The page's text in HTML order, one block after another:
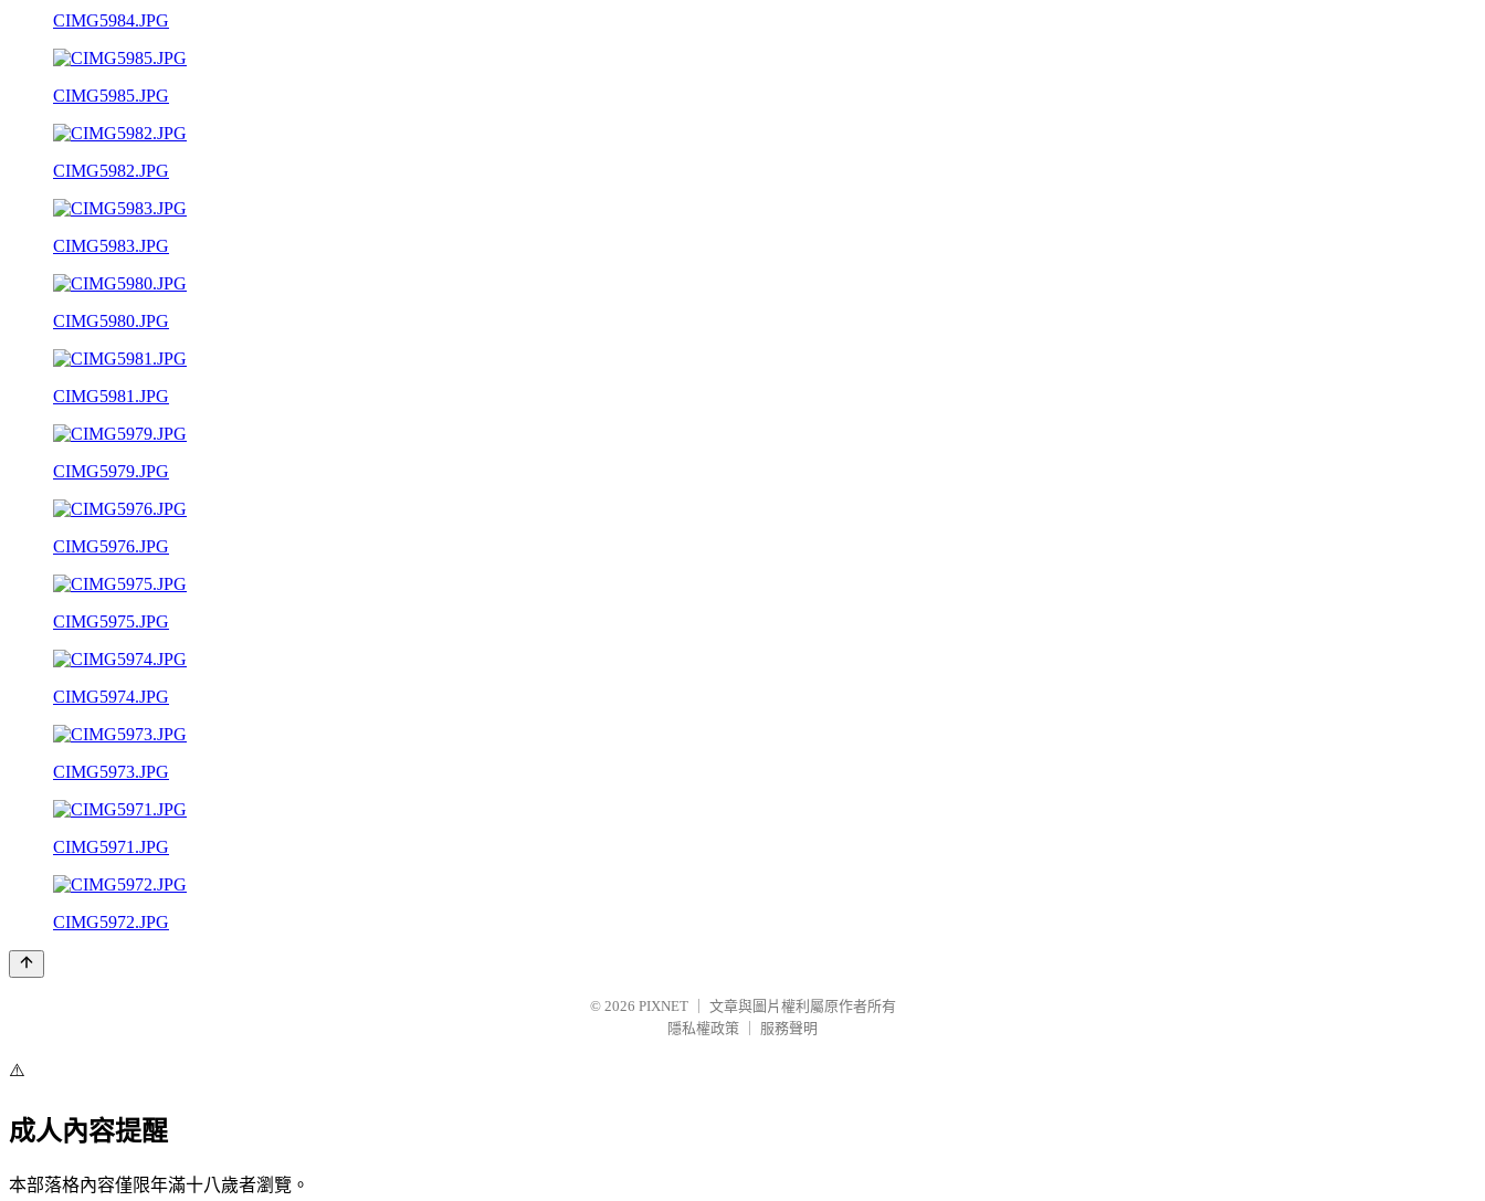
CIMG5984.JPG
CIMG5985.JPG
CIMG5982.JPG
CIMG5983.JPG
CIMG5980.JPG
CIMG5981.JPG
CIMG5979.JPG
CIMG5976.JPG
CIMG5975.JPG
CIMG5974.JPG
CIMG5973.JPG
CIMG5971.JPG
CIMG5972.JPG
© 2026 PIXNET
文章與圖片權利屬原作者所有
隱私權政策
服務聲明
⚠️
成人內容提醒
本部落格內容僅限年滿十八歲者瀏覽。